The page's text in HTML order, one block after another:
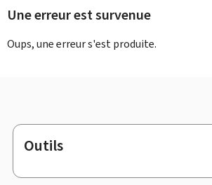
Une erreur est survenue
Oups, une erreur s'est produite.
Pied
de
Outils